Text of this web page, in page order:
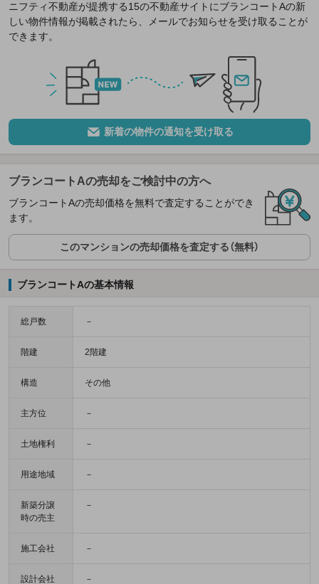
ニフティ不動産が提携する15の不動産サイトにブランコートAの新
しい物件情報が掲載されたら、メールでお知らせを受け取ることが
できます。
新着の物件の通知を受け取る
ブランコートAの売却をご検討中の方へ
ブランコートAの売却価格を無料で査定することができ
ます。
このマンションの売却価格を査定する（無料）
ブランコートAの基本情報
総戸数 －
階建 2階建
構造 その他
主方位 －
土地権利 －
用途地域 －
新築分譲
時の売主
－
施工会社 －
設計会社 －